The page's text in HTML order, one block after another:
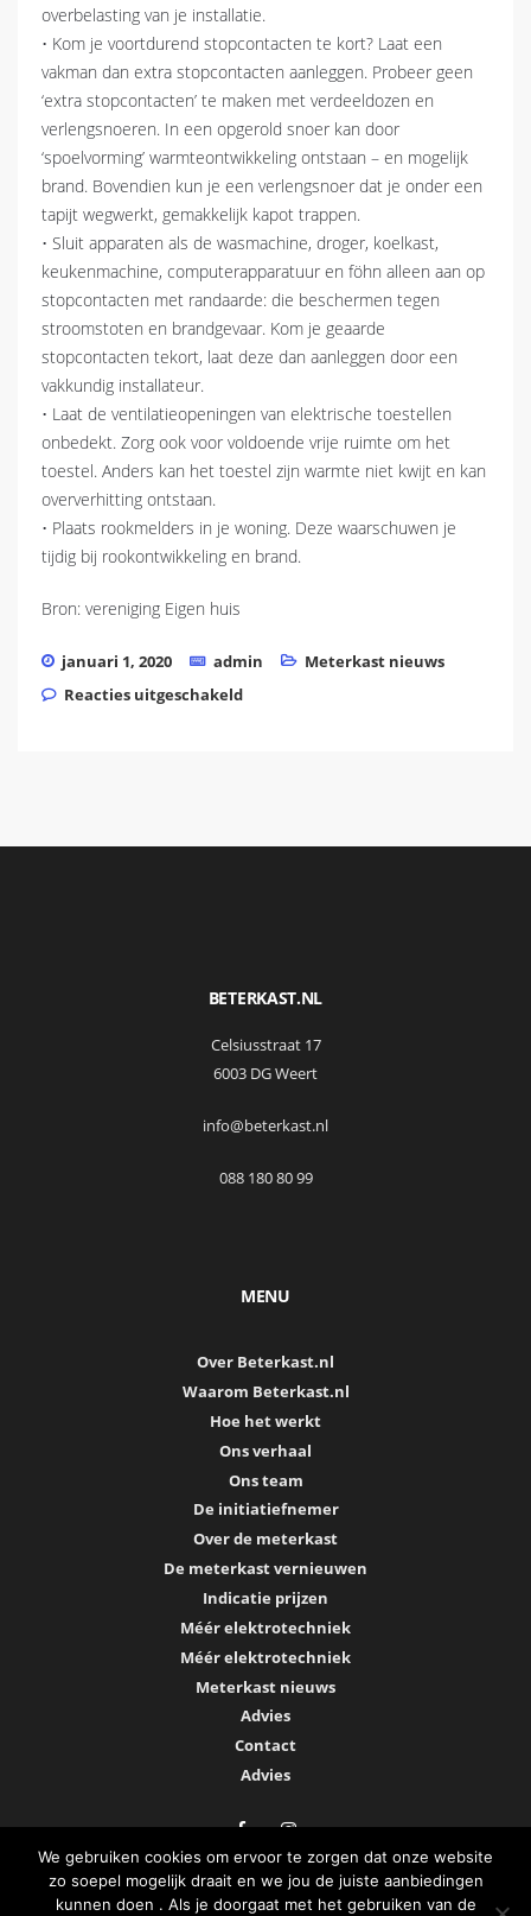
overbelasting van je installatie.
• Kom je voortdurend stopcontacten te kort? Laat een
vakman dan extra stopcontacten aanleggen. Probeer geen
‘extra stopcontacten’ te maken met verdeeldozen en
verlengsnoeren. In een opgerold snoer kan door
‘spoelvorming’ warmteontwikkeling ontstaan – en mogelijk
brand. Bovendien kun je een verlengsnoer dat je onder een
tapijt wegwerkt, gemakkelijk kapot trappen.
• Sluit apparaten als de wasmachine, droger, koelkast,
keukenmachine, computerapparatuur en föhn alleen aan op
stopcontacten met randaarde: die beschermen tegen
stroomstoten en brandgevaar. Kom je geaarde
stopcontacten tekort, laat deze dan aanleggen door een
vakkundig installateur.
• Laat de ventilatieopeningen van elektrische toestellen
onbedekt. Zorg ook voor voldoende vrije ruimte om het
toestel. Anders kan het toestel zijn warmte niet kwijt en kan
oververhitting ontstaan.
• Plaats rookmelders in je woning. Deze waarschuwen je
tijdig bij rookontwikkeling en brand.
Bron: vereniging Eigen huis
januari 1, 2020 admin
Meterkast nieuws
Reacties uitgeschakeldvoor Wat kun je zelf doen voor een
BETERKAST.NL
Celsiusstraat 17
6003 DG Weert
info@beterkast.nl
088 180 80 99
MENU
Over Beterkast.nl
Waarom Beterkast.nl
Hoe het werkt
Ons verhaal
Ons team
De initiatiefnemer
Over de meterkast
De meterkast vernieuwen
Indicatie prijzen
Méér elektrotechniek
Méér elektrotechniek
Meterkast nieuws
Advies
Contact
Advies
We gebruiken cookies om ervoor te zorgen dat onze website
zo soepel mogelijk draait en we jou de juiste aanbiedingen
kunnen doen . Als je doorgaat met het gebruiken van de